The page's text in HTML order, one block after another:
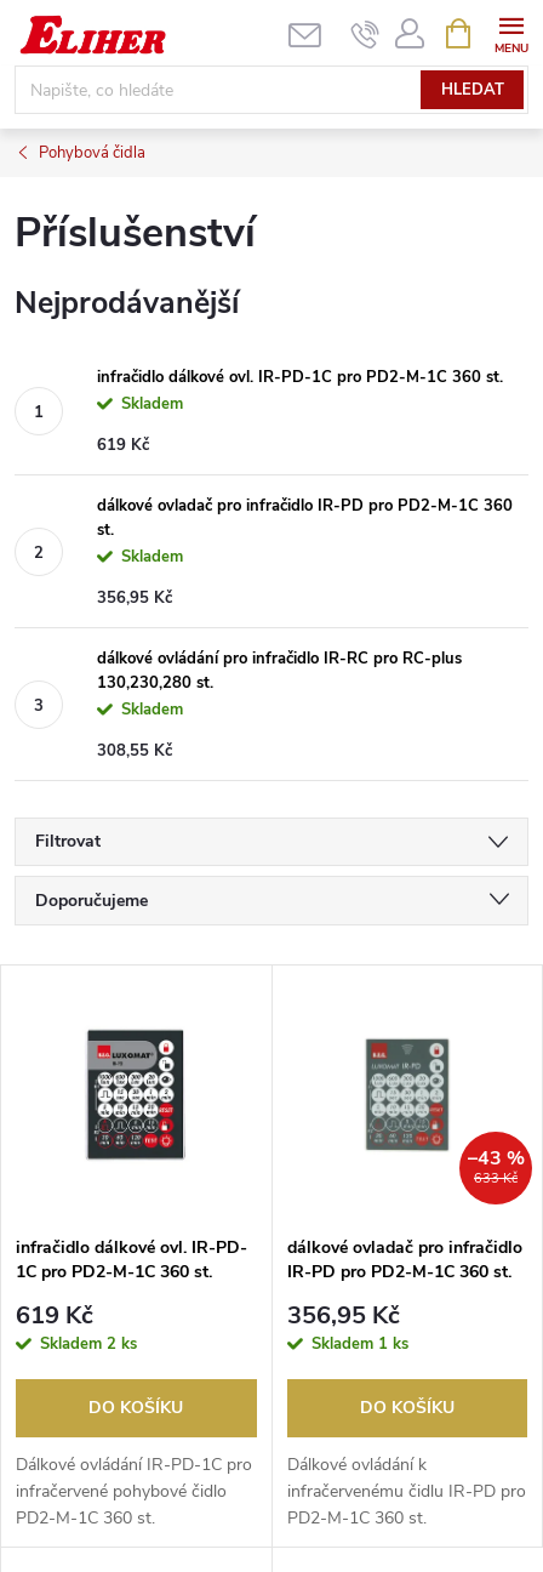
Přejít
obsah
HLEDAT
NÁKUPNÍ
KOŠÍK
Pohybová čidla
Příslušenství
Nejprodávanější
infračidlo dálkové ovl. IR-PD-1C pro PD2-M-1C 360 st.
Skladem
619 Kč
dálkové ovladač pro infračidlo IR-PD pro PD2-M-1C 360
st.
Skladem
356,95 Kč
dálkové ovládání pro infračidlo IR-RC pro RC-plus
130,230,280 st.
Skladem
308,55 Kč
Filtrovat
Ř
a
p
r
o
d
u
Doporučujeme
Nejprodávanější
Abecedně
s
p
r
d
u
infračidlo dálkové ovl. IR-PD-
1C pro PD2-M-1C 360 st.
619 Kč
Skladem 2 ks
DO KOŠÍKU
Dálkové ovládání IR-PD-1C pro
infračervené pohybové čidlo
PD2-M-1C 360 st.
633 Kč
–43 %
dálkové ovladač pro infračidlo
IR-PD pro PD2-M-1C 360 st.
356,95 Kč
Skladem 1 ks
DO KOŠÍKU
Dálkové ovládání k
infračervenému čidlu IR-PD pro
PD2-M-1C 360 st.